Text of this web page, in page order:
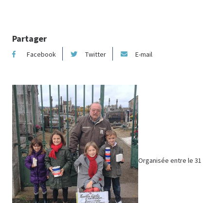
Partager
Facebook Twitter E-mail
Organisée entre le 31